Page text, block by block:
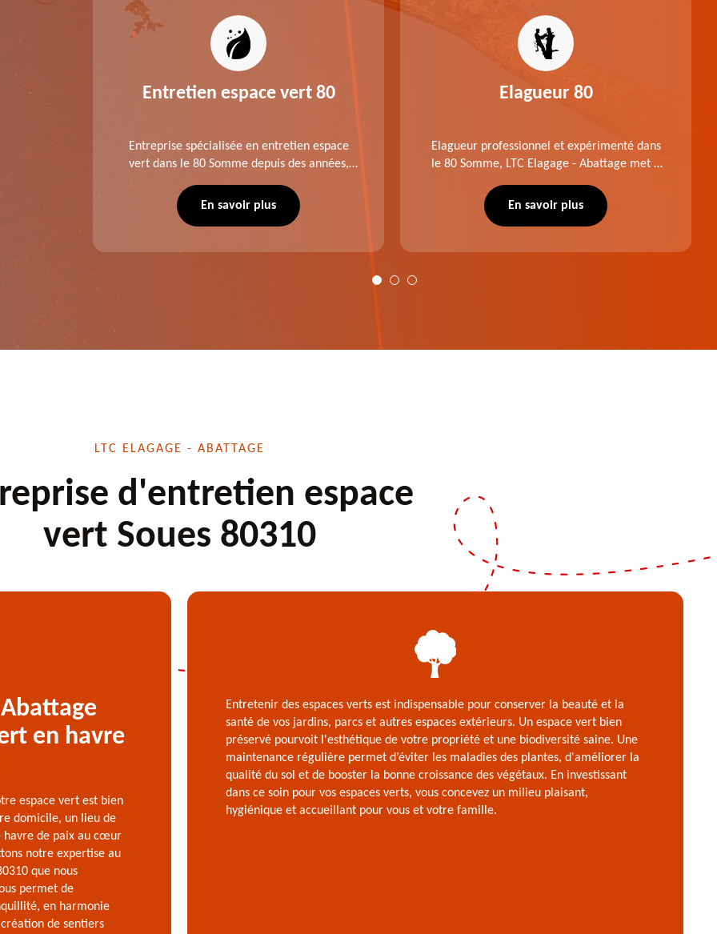
80
,
dans
Entretien espace vert 80
Entreprise spécialisée en entretien espace
vert dans le 80 Somme depuis des années,
d'élagage, d'abattage d'arbres, de
dessouchage et autre. Devis offert.
En savoir plus
Elagueur 80
Elagueur professionnel et expérimenté dans
le 80 Somme, LTC Elagage - Abattage met à
notre intervention, votre espace vert sera
En savoir plus
LTC ELAGAGE - ABATTAGE
d'entretien espace
vert Soues 80310
en havre
espace vert est bien
domicile, un lieu de
havre de paix au cœur
notre expertise au
que nous
permet de
en harmonie
de sentiers
Entretenir des espaces verts est indispensable pour conserver la beauté et la
santé de vos jardins, parcs et autres espaces extérieurs. Un espace vert bien
préservé pourvoit l'esthétique de votre propriété et une biodiversité saine. Une
maintenance régulière permet d’éviter les maladies des plantes, d'améliorer la
qualité du sol et de booster la bonne croissance des végétaux. En investissant
dans ce soin pour vos espaces verts, vous concevez un milieu plaisant,
hygiénique et accueillant pour vous et votre famille.